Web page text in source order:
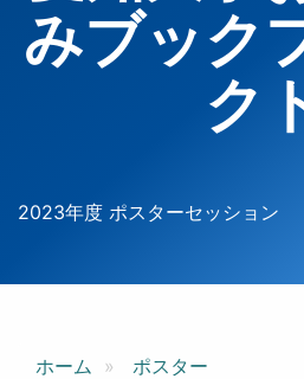
みブック
ク
2023年度 ポスターセッション
ホーム ポスター